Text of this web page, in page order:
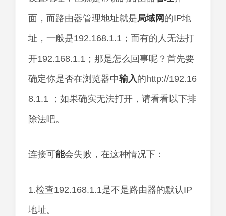
面，而路由器管理地址就是局域网 的IP地
址，一般是192.168.1.1；而有的人无法打
开192.168.1.1；那是怎么回事呢？首先要
确定你是否在浏览器中输入的http://192.16
8.1.1 ；如果确实无法打开，请看看以下排
除法吧。
连接可能会失败，在这种情况下：
1.检查192.168.1.1是不是路由器的默认IP
地址。